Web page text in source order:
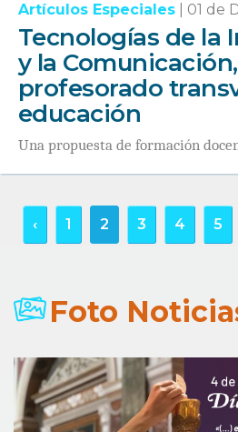
Artículos Especiales 01 de
Tecnologías de la
y la
profesorado
educación
Una propuesta de formación
‹ 1 2 3 4 5
Foto